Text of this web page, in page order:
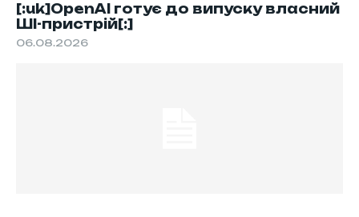
[:uk]OpenAI готує до випуску власний
ШІ-пристрій[:]
06.08.2026